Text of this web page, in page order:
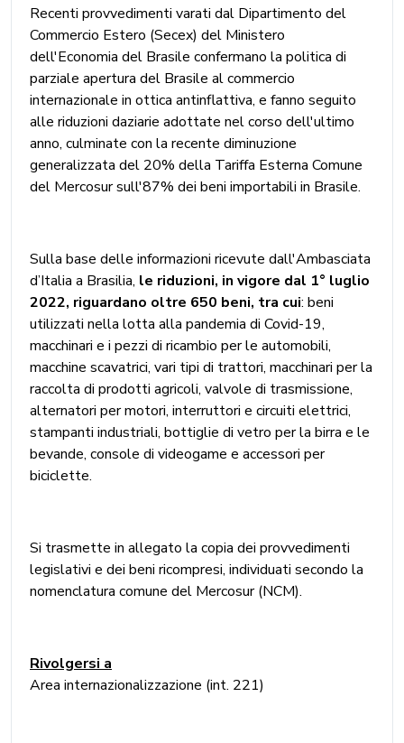
Recenti provvedimenti varati dal Dipartimento del
Commercio Estero (Secex) del Ministero
dell'Economia del Brasile confermano la politica di
parziale apertura del Brasile al commercio
internazionale in ottica antinflattiva, e fanno seguito
alle riduzioni daziarie adottate nel corso dell'ultimo
anno, culminate con la recente diminuzione
generalizzata del 20% della Tariffa Esterna Comune
del Mercosur sull'87% dei beni importabili in Brasile.
Sulla base delle informazioni ricevute dall'Ambasciata
d’Italia a Brasilia, le riduzioni, in vigore dal 1° luglio
2022, riguardano oltre 650 beni, tra cui: beni
utilizzati nella lotta alla pandemia di Covid-19,
macchinari e i pezzi di ricambio per le automobili,
macchine scavatrici, vari tipi di trattori, macchinari per la
raccolta di prodotti agricoli, valvole di trasmissione,
alternatori per motori, interruttori e circuiti elettrici,
stampanti industriali, bottiglie di vetro per la birra e le
bevande, console di videogame e accessori per
biciclette.
Si trasmette in allegato la copia dei provvedimenti
legislativi e dei beni ricompresi, individuati secondo la
nomenclatura comune del Mercosur (NCM).
Rivolgersi a
Area internazionalizzazione (int. 221)